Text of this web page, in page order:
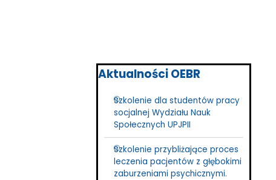
Pomiń blok Aktualności OEBR
Aktualności OEBR
Szkolenie dla studentów pracy
socjalnej Wydziału Nauk
Społecznych UPJPII
Szkolenie przybliżające proces
leczenia pacjentów z głębokimi
zaburzeniami psychicznymi.